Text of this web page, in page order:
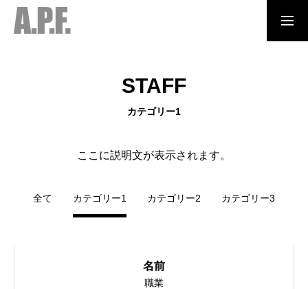
STAFF
カテゴリー1
ここに説明文が表示されます。
全て カテゴリー1 カテゴリー2 カテゴリー3
名前
職業